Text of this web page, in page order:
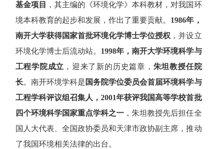
基金项目
，其主编的《环境化学》本科教材，对我国环
境本科教育的起步和发展，作出了重要贡献。 1986年，
南开大学获得国家首批环境化学博士学位授权 ，并设立
环境化学博士后流动站。 1998年，南开大学环境科学与
工程学院成立 ，迎来了新的历史篇章， 朱坦教授任院
长。南开环境学科是 国务院学位委员会首届环境科学与
工程学科评议组召集人， 2001年获评我国高等学校首批
四个环境科学国家重点学科之一 ，朱坦教授先后担任全
国人大代表、全国政协委员和天津市政协副主席，推动
了我国环境相关法律的出台。